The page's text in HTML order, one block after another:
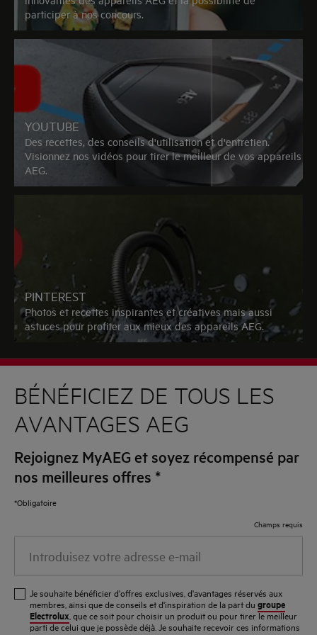
participer à nos concours.
YOUTUBE
Des recettes, des conseils d'utilisation et d'entretien.
Visionnez nos vidéos pour tirer le meilleur de vos appareils
AEG.
PINTEREST
Photos et recettes inspirantes et créatives mais aussi
astuces pour profiter aux mieux des appareils AEG.
BÉNÉFICIEZ DE TOUS LES
AVANTAGES AEG
Rejoignez MyAEG et soyez récompensé par
nos meilleures offres *
*Obligatoire
Champs requis
votre
e-
mail
Je souhaite bénéficier d'offres exclusives, d'avantages réservés aux
membres, ainsi que de conseils et d'inspiration de la part du groupe
Electrolux , que ce soit pour choisir un produit ou pour tirer le meilleur
parti de celui que je possède déjà. Je souhaite recevoir ces informations